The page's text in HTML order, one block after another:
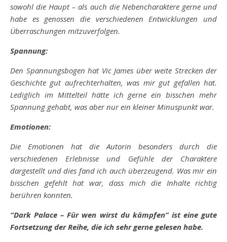
sowohl die Haupt – als auch die Nebencharaktere gerne und
habe es genossen die verschiedenen Entwicklungen und
Überraschungen mitzuverfolgen.
Spannung:
Den Spannungsbogen hat Vic James über weite Strecken der
Geschichte gut aufrechterhalten, was mir gut gefallen hat.
Lediglich im Mittelteil hätte ich gerne ein bisschen mehr
Spannung gehabt, was aber nur ein kleiner Minuspunkt war.
Emotionen:
Die Emotionen hat die Autorin besonders durch die
verschiedenen Erlebnisse und Gefühle der Charaktere
dargestellt und dies fand ich auch überzeugend. Was mir ein
bisschen gefehlt hat war, dass mich die Inhalte richtig
berühren konnten.
“Dark Palace – Für wen wirst du kämpfen” ist eine gute
Fortsetzung der Reihe, die ich sehr gerne gelesen habe.